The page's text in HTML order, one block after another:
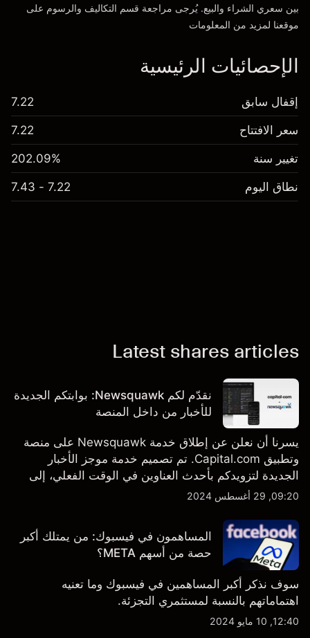
بين سعري الشراء والبيع. يُرجى مراجعة قسم التكاليف والرسوم على
موقعنا لمزيد من المعلومات
الإحصائيات الرئيسية
إقفال سابق 7.22
سعر الافتتاح 7.22
تغيير سنة 202.09%
نطاق اليوم 7.22 - 7.43
Latest shares articles
نقدّم لكم Newsquawk: بوابتكم الجديدة
للأخبار من داخل المنصة
يسرنا أن نعلن عن إطلاق خدمة Newsquawk على منصة
وتطبيق Capital.com. تم تصميم خدمة موجز الأخبار
الجديدة لتزويدكم بأحدث العناوين في الوقت الفعلي، إلى
جانب قصص إخبارية مخصصة وتقارير تحليلية متعمقة - وكل
بالضبط.
09:20, 29 أغسطس 2024
المساهمون في فيسبوك: من يمتلك أكبر
حصة من أسهم META؟
سوف نذكر أكبر المساهمين في فيسبوك وما تعنيه
اهتماماتهم بالنسبة لمستثمري التجزئة.
12:40, 10 مايو 2024